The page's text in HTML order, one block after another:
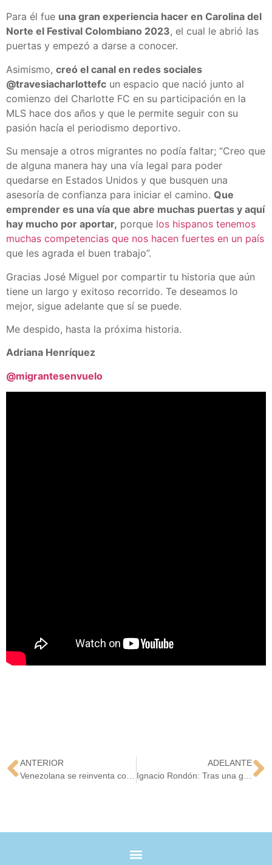
Para él fue una gran experiencia hacer en Carolina del
Norte el Festival Colombiano 2023, el cual le abrió las
puertas y empezó a darse a conocer.
Asimismo, creó el canal en redes sociales
@travesiacharlottefc un espacio que nació junto al
comienzo del Charlotte FC en su participación en la
MLS hace dos años y que le permite seguir con su
pasión hacía el periodismo deportivo.
Su mensaje a otros migrantes no podía faltar; “Creo que
de alguna manera hay una vía legal para poder
quedarse en Estados Unidos y que busquen una
asesoría de confianza para iniciar el camino. Que
emprender es una vía que abre muchas puertas y aquí
hay mucho por aportar, porque los hispanos tenemos
muchas competencias que nos hacen fuertes en un país
que les agrada el buen trabajo”.
Gracias José Miguel por compartir tu historia que aún
tiene un largo y exitoso recorrido. Te deseamos lo
mejor, sigue adelante que sí se puede.
Me despido, hasta la próxima historia.
Adriana Henríquez
@migrantesenvuelo
ANTERIOR
Venezolana se reinventa con éxito preparando la tradicional “Chicha”
ADELANTE
Ignacio Rondón: Tras una gran oportunidad musical lejos de su tierra